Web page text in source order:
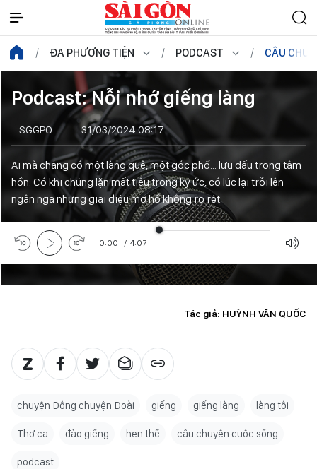
ĐA PHƯƠNG TIỆN PODCAST CÂU
Podcast: Nỗi nhớ giếng làng
SGGPO 31/03/2024 08:17
Ai mà chẳng có một làng quê, một góc phố... lưu dấu trong tâm
hồn. Có khi chúng lặn mất tiêu trong ký ức, có lúc lại trỗi lên
ngân nga những giai điệu mơ hồ không rõ rệt.
0:00 / 4:07
Tác giả: HUỲNH VĂN QUỐC
chuyện Đông chuyện Đoài giếng giếng làng làng tôi
Thơ ca đào giếng hẹn thề câu chuyện cuộc sống
podcast